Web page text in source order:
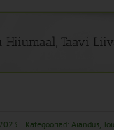
Hiiumaal, Taavi
Kategooriad: Aiandus